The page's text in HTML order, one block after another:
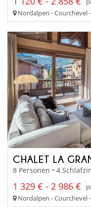
Nordalpen - Courchevel
CHALET LA
8 Personen • 4
1 329 € - 2 986 €
Nordalpen - Courchevel